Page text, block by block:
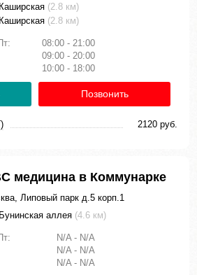
Каширская (2.8 км)
Каширская (2.8 км)
08:00 - 21:00
09:00 - 20:00
10:00 - 18:00
Позвонить
2120 руб.
медицина в Коммунарке
Липовый парк д.5 корп.1
Бунинская аллея (4.6 км)
N/A - N/A
N/A - N/A
N/A - N/A